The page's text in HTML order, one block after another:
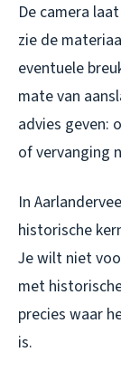
De camera
zie de
eventuele
mate van
advies geven:
of vervanging
In
historische
Je wilt niet
met
precies waar
is.